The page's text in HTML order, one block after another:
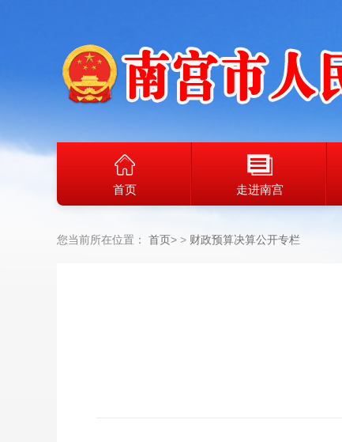
首页 走进南宫
您当前所在位置： 首页> 财政预算决算公开专栏